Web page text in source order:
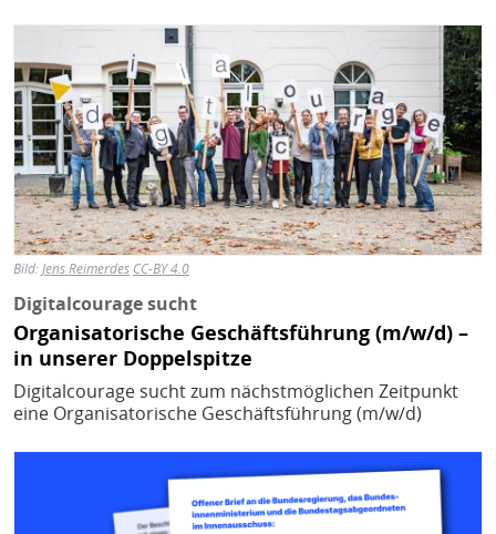
Bild
Bild:Jens Reimerdes CC-BY 4.0
Digitalcourage sucht
Organisatorische Geschäftsführung (m/w/d) –
in unserer Doppelspitze
Digitalcourage sucht zum nächstmöglichen Zeitpunkt
eine Organisatorische Geschäftsführung (m/w/d)
Bild